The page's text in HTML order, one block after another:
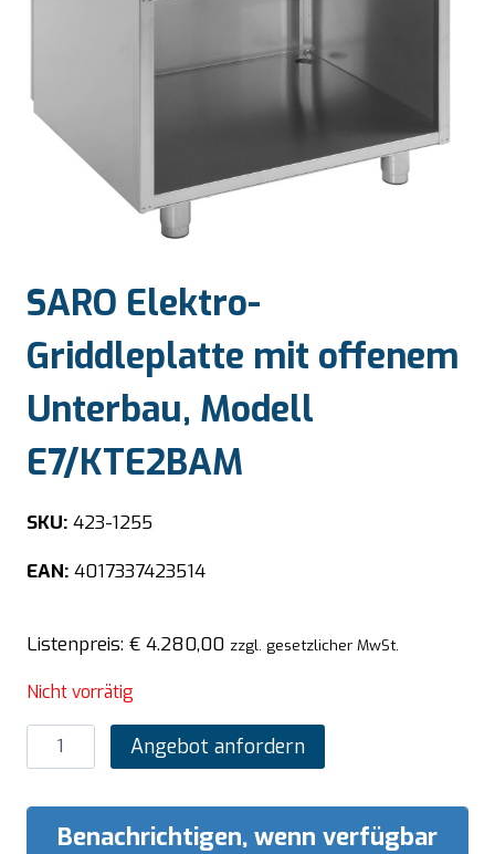
SARO Elektro-
Griddleplatte mit offenem
Unterbau, Modell
E7/KTE2BAM
SKU: 423-1255
EAN: 4017337423514
Listenpreis: € 4.280,00 zzgl. gesetzlicher MwSt.
Nicht vorrätig
SARO
Elektro-
Angebot anfordern
Benachrichtigen, wenn verfügbar